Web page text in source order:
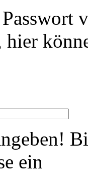
ein